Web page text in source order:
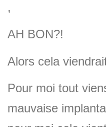
,
AH BON?!
Alors cela
Pour moi tout
mauvaise